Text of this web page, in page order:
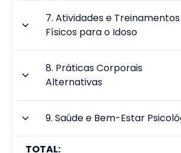
7.Atividades e Treinamentos
Físicos para o Idoso
8. Práticas Corporais
Alternativas
9.Saúde e Bem-Estar
TOTAL: